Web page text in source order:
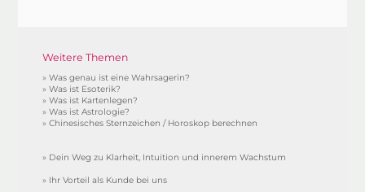
Weitere Themen
»Was genau ist eine Wahrsagerin?
»Was ist Esoterik?
»Was ist Kartenlegen?
»Was ist Astrologie?
»Chinesisches Sternzeichen / Horoskop berechnen
» Dein Weg zu Klarheit, Intuition und innerem Wachstum
» Ihr Vorteil als Kunde bei uns